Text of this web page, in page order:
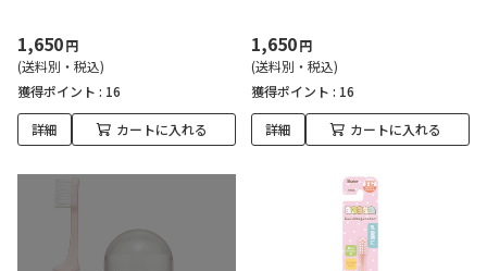
1,650円
(送料別・税込)
獲得ポイント : 16
詳細 カートに入れる
1,650円
(送料別・税込)
獲得ポイント : 16
詳細 カートに入れる